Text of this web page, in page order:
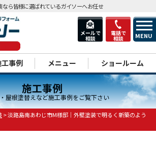
メールで
相談
電話で
相談 MENU
ら皆様に選ばれているガイソーへお任せ
事例 メニュー ショールーム
施工事例
屋根塗替えなど施工事例をご覧下さい
>淡路島南あわじ市M様邸｜外壁塗装で明るく新築のよう